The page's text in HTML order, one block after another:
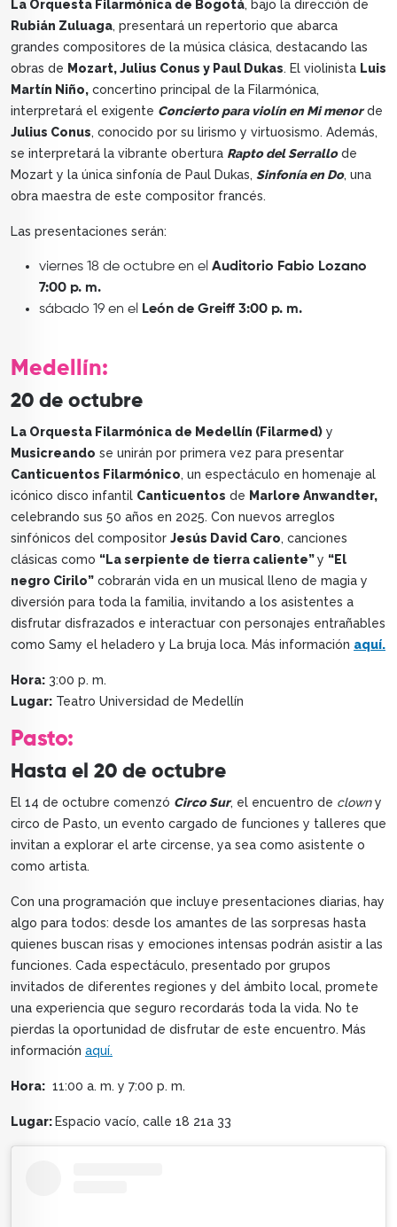
La Orquesta Filarmónica de Bogotá, bajo la dirección de
Rubián Zuluaga, presentará un repertorio que abarca
grandes compositores de la música clásica, destacando las
obras de Mozart, Julius Conus y Paul Dukas. El violinista Luis
Martín Niño, concertino principal de la Filarmónica,
interpretará el exigente Concierto para violín en Mi menorde
Julius Conus, conocido por su lirismo y virtuosismo. Además,
se interpretará la vibrante obertura Rapto del Serrallode
Mozart y la única sinfonía de Paul Dukas, Sinfonía en Do, una
obra maestra de este compositor francés.
Las presentaciones serán:
viernes 18 de octubre en el Auditorio Fabio Lozano
7:00 p. m.
sábado 19 en el León de Greiff 3:00 p. m.
Medellín:
20 de octubre
La Orquesta Filarmónica de Medellín (Filarmed) y
Musicreando se unirán por primera vez para presentar
Canticuentos Filarmónico, un espectáculo en homenaje al
icónico disco infantil Canticuentos de Marlore Anwandter,
celebrando sus 50 años en 2025. Con nuevos arreglos
sinfónicos del compositor Jesús David Caro, canciones
clásicas como “La serpiente de tierra caliente”y “El
negro Cirilo” cobrarán vida en un musical lleno de magia y
diversión para toda la familia, invitando a los asistentes a
disfrutar disfrazados e interactuar con personajes entrañables
como Samy el heladero y La bruja loca. Más información aquí.
Hora: 3:00 p. m.
Lugar: Teatro Universidad de Medellín
Pasto:
Hasta el 20 de octubre
El 14 de octubre comenzó Circo Sur, el encuentro de clowny
circo de Pasto, un evento cargado de funciones y talleres que
invitan a explorar el arte circense, ya sea como asistente o
como artista.
Con una programación que incluye presentaciones diarias, hay
algo para todos: desde los amantes de las sorpresas hasta
quienes buscan risas y emociones intensas podrán asistir a las
funciones. Cada espectáculo, presentado por grupos
invitados de diferentes regiones y del ámbito local, promete
una experiencia que seguro recordarás toda la vida. No te
pierdas la oportunidad de disfrutar de este encuentro. Más
información aquí.
Hora: 11:00 a. m. y 7:00 p. m.
Lugar: Espacio vacío, calle 18 21a 33